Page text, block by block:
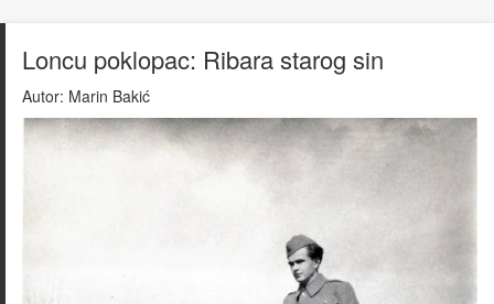
Loncu poklopac: Ribara starog sin
Autor: Marin Bakić